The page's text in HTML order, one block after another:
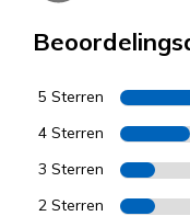
5 Sterren
4 Sterren
3 Sterren
2 Sterren